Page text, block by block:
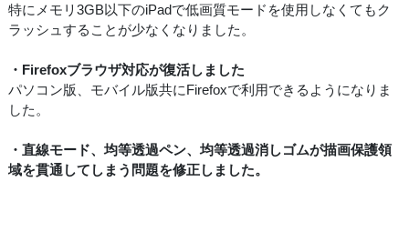
特にメモリ3GB以下のiPadで低画質モードを使用しなくてもク
ラッシュすることが少なくなりました。
・Firefoxブラウザ対応が復活しました
パソコン版、モバイル版共にFirefoxで利用できるようになりま
した。
・直線モード、均等透過ペン、均等透過消しゴムが描画保護領
域を貫通してしまう問題を修正しました。